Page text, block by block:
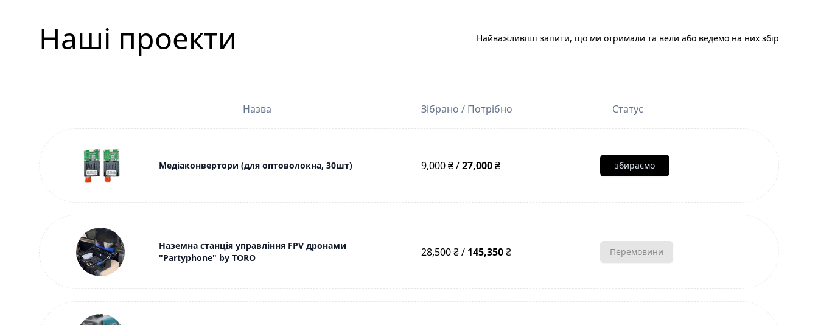
Наші проекти Найважливіші запити, що ми отримали та вели або ведемо на них збір
Назва Зібрано / Потрібно Статус
Медіаконвертори (для оптоволокна, 30шт) 9,000 ₴ /27,000₴ збираємо
Наземна станція управління FPV дронами
"Partyphone" by TORO
28,500 ₴ / 145,350₴ Перемовини